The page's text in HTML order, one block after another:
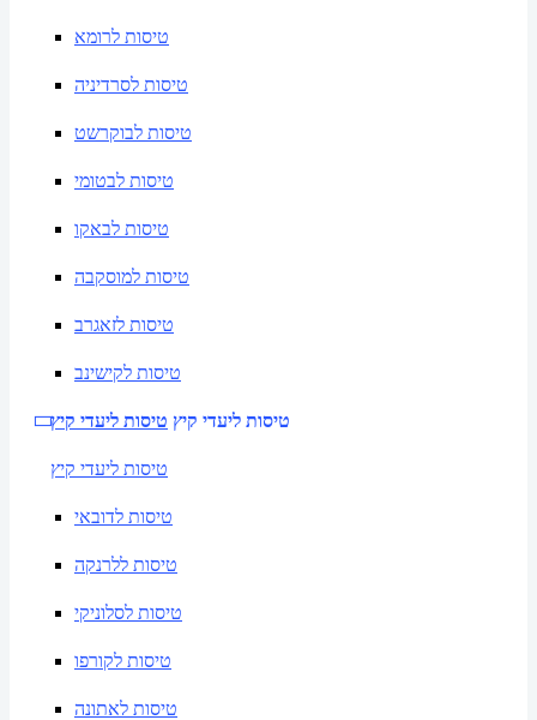
טיסות לרומא
טיסות לסרדיניה
טיסות לבוקרשט
טיסות לבטומי
טיסות לבאקו
טיסות למוסקבה
טיסות לזאגרב
טיסות לקישינב
טיסות ליעדי קיץ טיסות ליעדי קיץ
טיסות ליעדי קיץ
טיסות לדובאי
טיסות ללרנקה
טיסות לסלוניקי
טיסות לקורפו
טיסות לאתונה